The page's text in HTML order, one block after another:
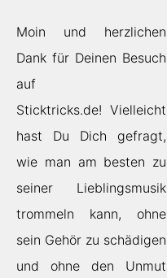
Moin und herzlichen
Dank für Deinen Besuch
auf
Sticktricks.de! Vielleicht
hast Du Dich gefragt,
wie man am besten zu
seiner Lieblingsmusik
trommeln kann, ohne
sein Gehör zu schädigen
und ohne den Unmut